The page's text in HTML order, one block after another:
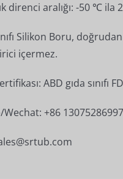
direnci aralığı: -50 ℃ ila
Silikon Boru,
içermez.
ABD gıda sınıfı
+86 13075286997